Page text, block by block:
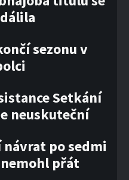
sezonu v
Setkání
neuskuteční
návrat po sedmi
přát